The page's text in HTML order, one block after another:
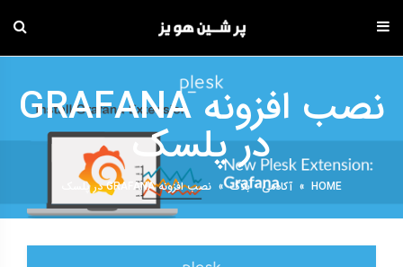
محتوا
نصب افزونه GRAFANA
در پلسک
HOME
» آکادمی•بلاگ» نصب افزونه GRAFANA در پلسک